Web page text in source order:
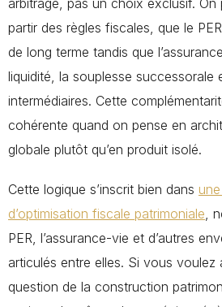
partir des règles fiscales, que le
de long terme tandis que
liquidité, la souplesse successorale
intermédiaires. Cette
cohérente quand on pense en
globale plutôt qu’en produit isolé.
Cette logique s’inscrit bien dans
d’optimisation fiscale patrimoniale ,
PER, l’assurance-vie et d’autres
articulés entre elles. Si vous voulez
question de la construction